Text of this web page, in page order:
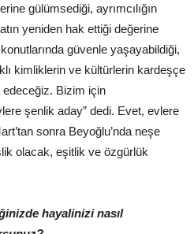
gülümsediği, ayrımcılığın
yeniden hak ettiği değerine
güvenle yaşayabildiği,
kimliklerin ve kültürlerin kardeşçe
Bizim için
şenlik aday” dedi. Evet, evlere
sonra Beyoğlu’nda neşe
olacak, eşitlik ve özgürlük
hayalinizi nasıl